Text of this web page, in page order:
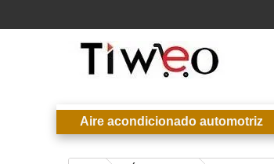
Aire acondicionado automotriz